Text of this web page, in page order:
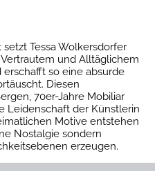
Tessa Wolkersdorfer
und Alltäglichem
so eine absurde
Diesen
70er-Jahre Mobiliar
Leidenschaft der Künstlerin
Motive entstehen
Nostalgie sondern
erzeugen.